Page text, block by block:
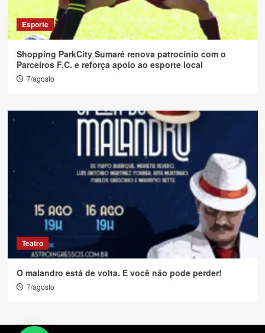
Esporte
Shopping ParkCity Sumaré renova patrocínio com o
Parceiros F.C. e reforça apoio ao esporte local
7/agosto
Teatro
O malandro está de volta. E você não pode perder!
7/agosto